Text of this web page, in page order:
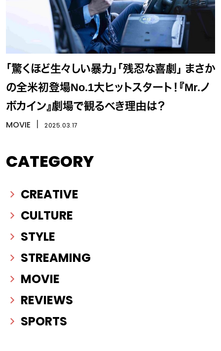
「驚くほど生々しい暴力」「残忍な喜劇」 まさか
の全米初登場No.1大ヒットスタート！『Mr.ノ
ボカイン』劇場で観るべき理由は？
MOVIE 2025.03.17
CATEGORY
CREATIVE
CULTURE
STYLE
STREAMING
MOVIE
REVIEWS
SPORTS